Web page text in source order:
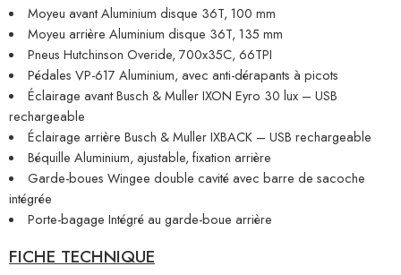
Moyeu avant Aluminium disque 36T, 100 mm
Moyeu arrière Aluminium disque 36T, 135 mm
Pneus Hutchinson Overide, 700x35C, 66TPI
Pédales VP-617 Aluminium, avec anti-dérapants à picots
Éclairage avant Busch & Muller IXON Eyro 30 lux – USB
rechargeable
Éclairage arrière Busch & Muller IXBACK – USB rechargeable
Béquille Aluminium, ajustable, fixation arrière
Garde-boues Wingee double cavité avec barre de sacoche
intégrée
Porte-bagage Intégré au garde-boue arrière
FICHE TECHNIQUE